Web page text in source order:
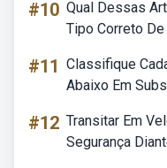
#10 Qual Dessas
Tipo Correto
#11 Classifique
Abaixo Em
#12 Transitar Em
Segurança